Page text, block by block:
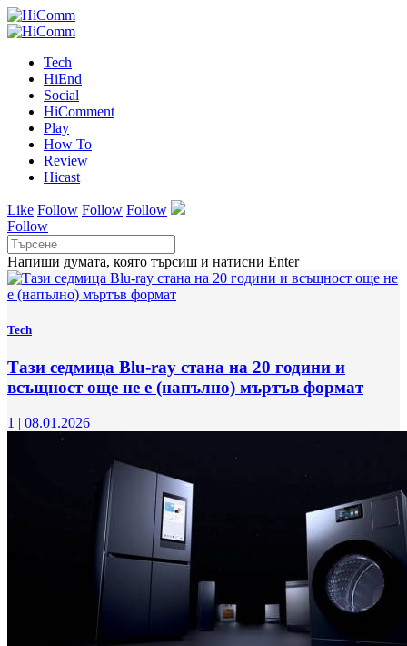
Tech
HiEnd
Social
HiComment
Play
How To
Review
Hicast
Like Follow Follow Follow
Follow
Напиши думата, която търсиш и натисни Enter
Tech
Тази седмица Blu-ray стана на 20 години и
всъщност още не е (напълно) мъртъв формат
1 | 08.01.2026